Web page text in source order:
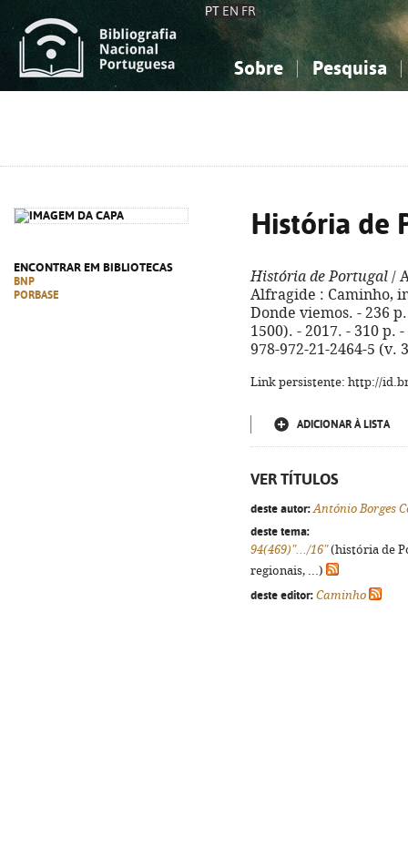
PT EN FR
Sobre Pesquisa
ENCONTRAR EM BIBLIOTECAS
BNP
PORBASE
História de
História de Portugal /
Alfragide : Caminho,
Donde viemos. - 236
1500). - 2017. - 310 p.
978-972-21-2464-5 (v.
Link persistente: http://
ADICIONAR À LISTA
VER TÍTULOS
deste autor: António Borges
deste tema:
94(469)".../16"(história de
regionais, ...)
deste editor: Caminho